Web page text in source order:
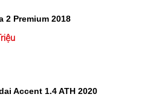
2 Premium 2018
Accent 1.4 ATH 2020